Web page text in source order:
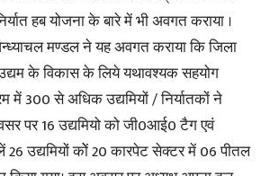
हब योजना के बारे में भी अवगत कराया ।
मण्डल ने यह अवगत कराया कि जिला
के विकास के लिये यथावश्यक सहयोग
में 300 से अधिक उद्यमियों / निर्यातकों ने
पर 16 उद्यमियो को जी0आई0 टैग एवं
26 उद्यमियों कोें 20 कारपेट सेक्टर में 06 पीतल